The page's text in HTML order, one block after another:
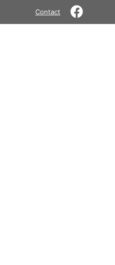
Contact